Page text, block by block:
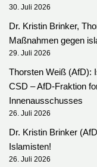
30. Juli 2026
Dr. Kristin Brinker,
Maßnahmen gegen
29. Juli 2026
Thorsten Weiß (AfD):
CSD – AfD-Fraktion
Innenausschusses
26. Juli 2026
Dr. Kristin Brinker
Islamisten!
26. Juli 2026